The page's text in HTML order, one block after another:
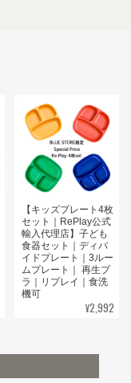
【キッズプレート4枚
セット｜RePlay公式
輸入代理店】子ども
食器セット｜ディバ
イドプレート｜3ルー
ムプレート｜ 再生プ
ラ｜リプレイ｜食洗
機可
¥2,992